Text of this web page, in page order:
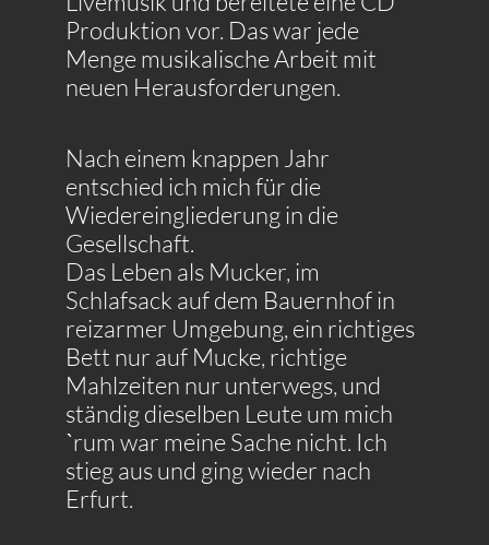
Produktion vor. Das war jede
Menge musikalische Arbeit mit
neuen Herausforderungen.
Nach einem knappen Jahr
entschied ich mich für die
Wiedereingliederung in die
Gesellschaft.
Das Leben als Mucker, im
Schlafsack auf dem Bauernhof in
reizarmer Umgebung, ein richtiges
Bett nur auf Mucke, richtige
Mahlzeiten nur unterwegs, und
ständig dieselben Leute um mich
ˋrum war meine Sache nicht. Ich
stieg aus und ging wieder nach
Erfurt.